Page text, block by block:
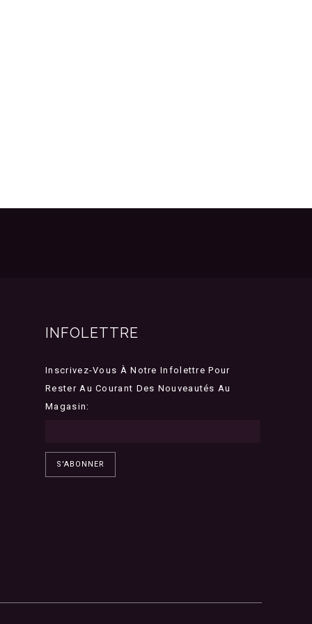
INFOLETTRE
Inscrivez-Vous À Notre Infolettre Pour
Rester Au Courant Des Nouveautés Au
Magasin:
S'ABONNER